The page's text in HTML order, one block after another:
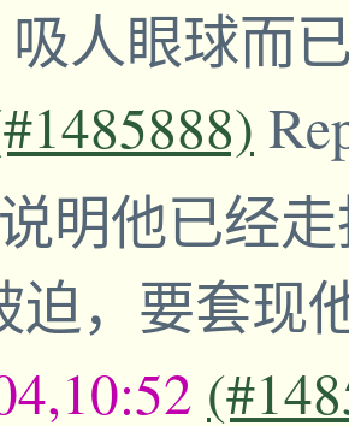
吸人眼球而
明他已经
迫，要套现